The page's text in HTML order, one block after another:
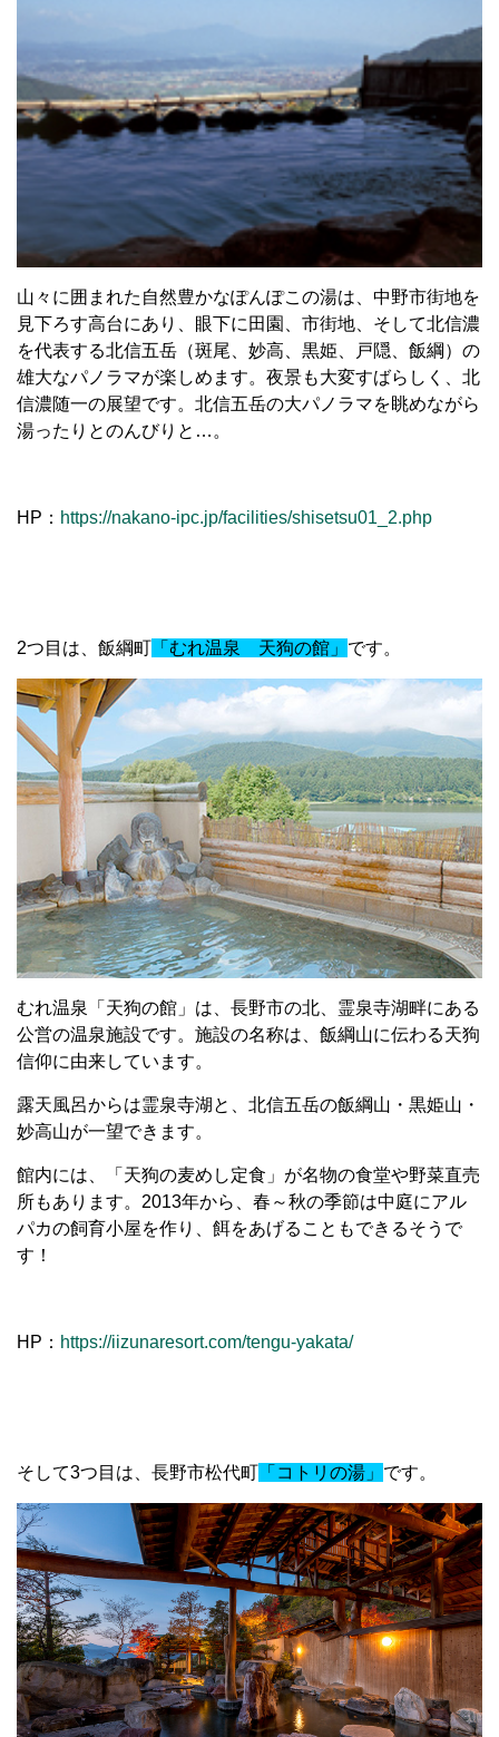
山々に囲まれた自然豊かなぽんぽこの湯は、中野市街地を
見下ろす高台にあり、眼下に田園、市街地、そして北信濃
を代表する北信五岳（斑尾、妙高、黒姫、戸隠、飯綱）の
雄大なパノラマが楽しめます。夜景も大変すばらしく、北
信濃随一の展望です。北信五岳の大パノラマを眺めながら
湯ったりとのんびりと…。
HP： https://nakano-ipc.jp/facilities/shisetsu01_2.php
2つ目は、飯綱町 「むれ温泉 天狗の館」 です。
むれ温泉「天狗の館」は、長野市の北、霊泉寺湖畔にある
公営の温泉施設です。施設の名称は、飯綱山に伝わる天狗
信仰に由来しています。
露天風呂からは霊泉寺湖と、北信五岳の飯綱山・黒姫山・
妙高山が一望できます。
館内には、「天狗の麦めし定食」が名物の食堂や野菜直売
所もあります。2013年から、春～秋の季節は中庭にアル
パカの飼育小屋を作り、餌をあげることもできるそうで
す！
HP： https://iizunaresort.com/tengu-yakata/
そして3つ目は、長野市松代町 「コトリの湯」 です。